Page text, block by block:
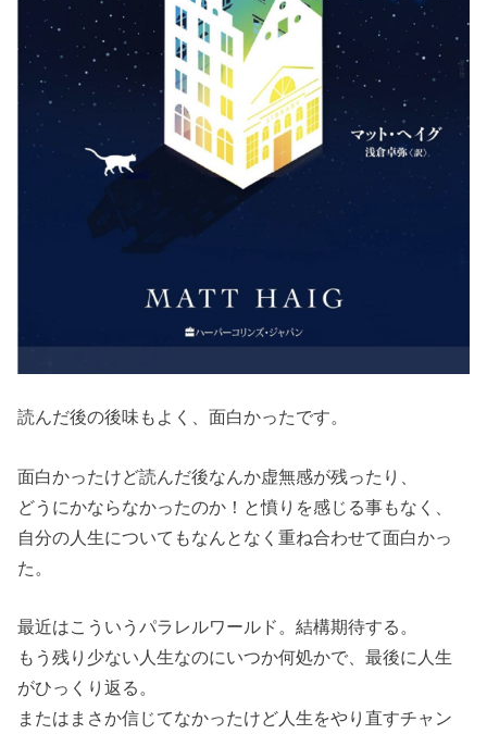
読んだ後の後味もよく、面白かったです。
面白かったけど読んだ後なんか虚無感が残ったり、
どうにかならなかったのか！と憤りを感じる事もなく、
自分の人生についてもなんとなく重ね合わせて面白かっ
た。
最近はこういうパラレルワールド。結構期待する。
もう残り少ない人生なのにいつか何処かで、最後に人生
がひっくり返る。
またはまさか信じてなかったけど人生をやり直すチャン